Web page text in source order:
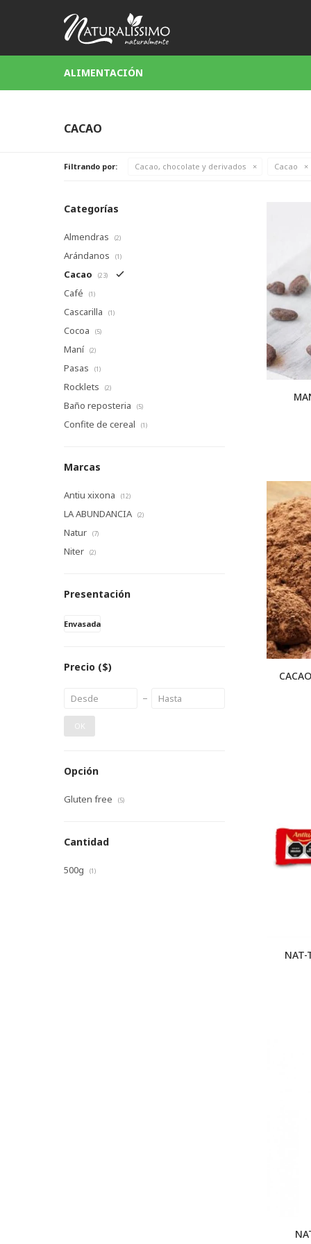
ALIMENTACIÓN
CACAO
Filtrando por: Cacao, chocolate y derivados Cacao
NAT-
Categorías
Almendras (2)
Arándanos (1)
Cacao (23)
Café (1)
Cascarilla (1)
Cocoa (5)
Maní (2)
Pasas (1)
Rocklets (2)
Baño reposteria (5)
Confite de cereal (1)
Marcas
Antiu xixona (12)
LA ABUNDANCIA (2)
Natur (7)
Niter (2)
Presentación
Envasada
Precio ($)
OK
Opción
Gluten free (5)
Cantidad
500g (1)